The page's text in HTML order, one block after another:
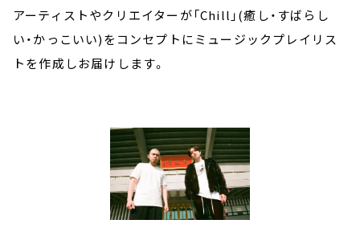
アーティストやクリエイターが「Chill」(癒し・すばらし
い・かっこいい)をコンセプトにミュージックプレイリス
トを作成しお届けします。